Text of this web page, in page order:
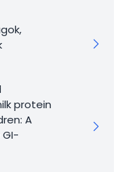
protein
A